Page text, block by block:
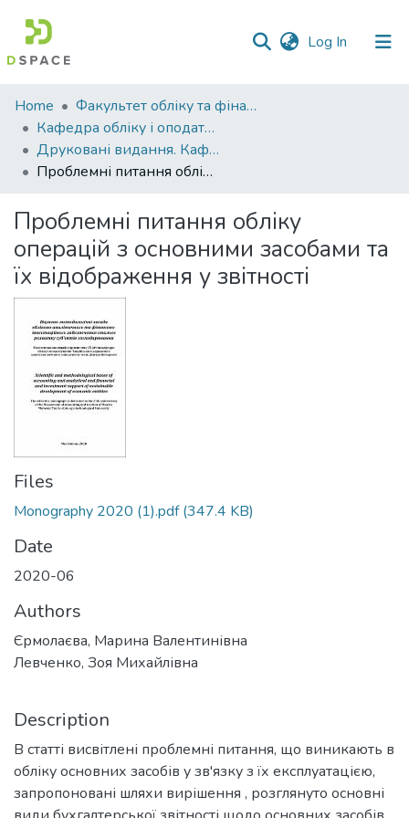
Log In (current)
Communities
&
Collections
All of DSpace
Statistics
Home
Факультет обліку та фінансів
Кафедра обліку і оподаткування
Друковані видання. Кафедра обліку і оподаткування
Проблемні питання обліку операцій з основними засобами та їх відображення у звітності
Проблемні питання обліку
операцій з основними засобами та
їх відображення у звітності
Files
Monography 2020 (1).pdf(347.4 KB)
Date
2020-06
Authors
Єрмолаєва, Марина Валентинівна
Левченко, Зоя Михайлівна
Description
В статті висвітлені проблемні питання, що виникають в
обліку основних засобів у зв'язку з їх експлуатацією,
запропоновані шляхи вирішення , розглянуто основні